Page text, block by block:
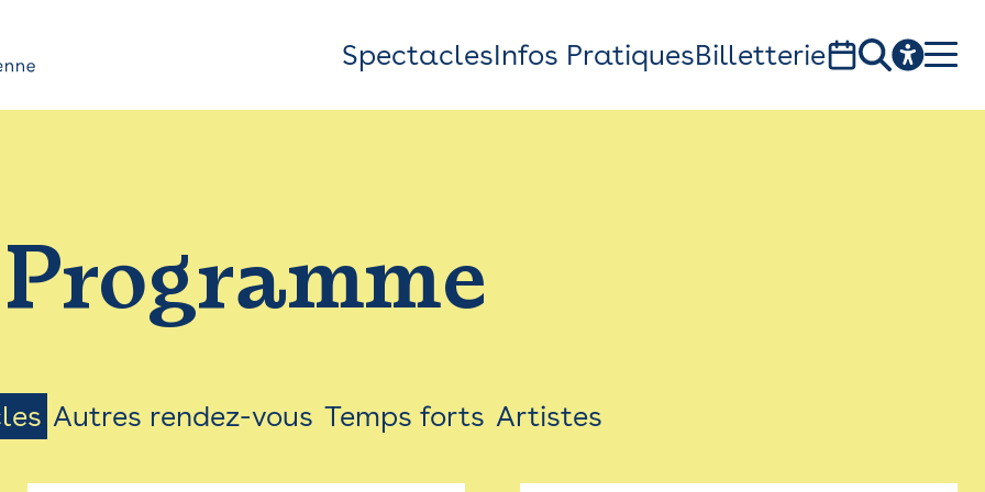
Top
Bar
Menu
SpectaclesInfos PratiquesBilletterie
1, av. du Chateau d'eau - 31300 Toulouse
Programme
Autres rendez-vous Temps forts Artistes